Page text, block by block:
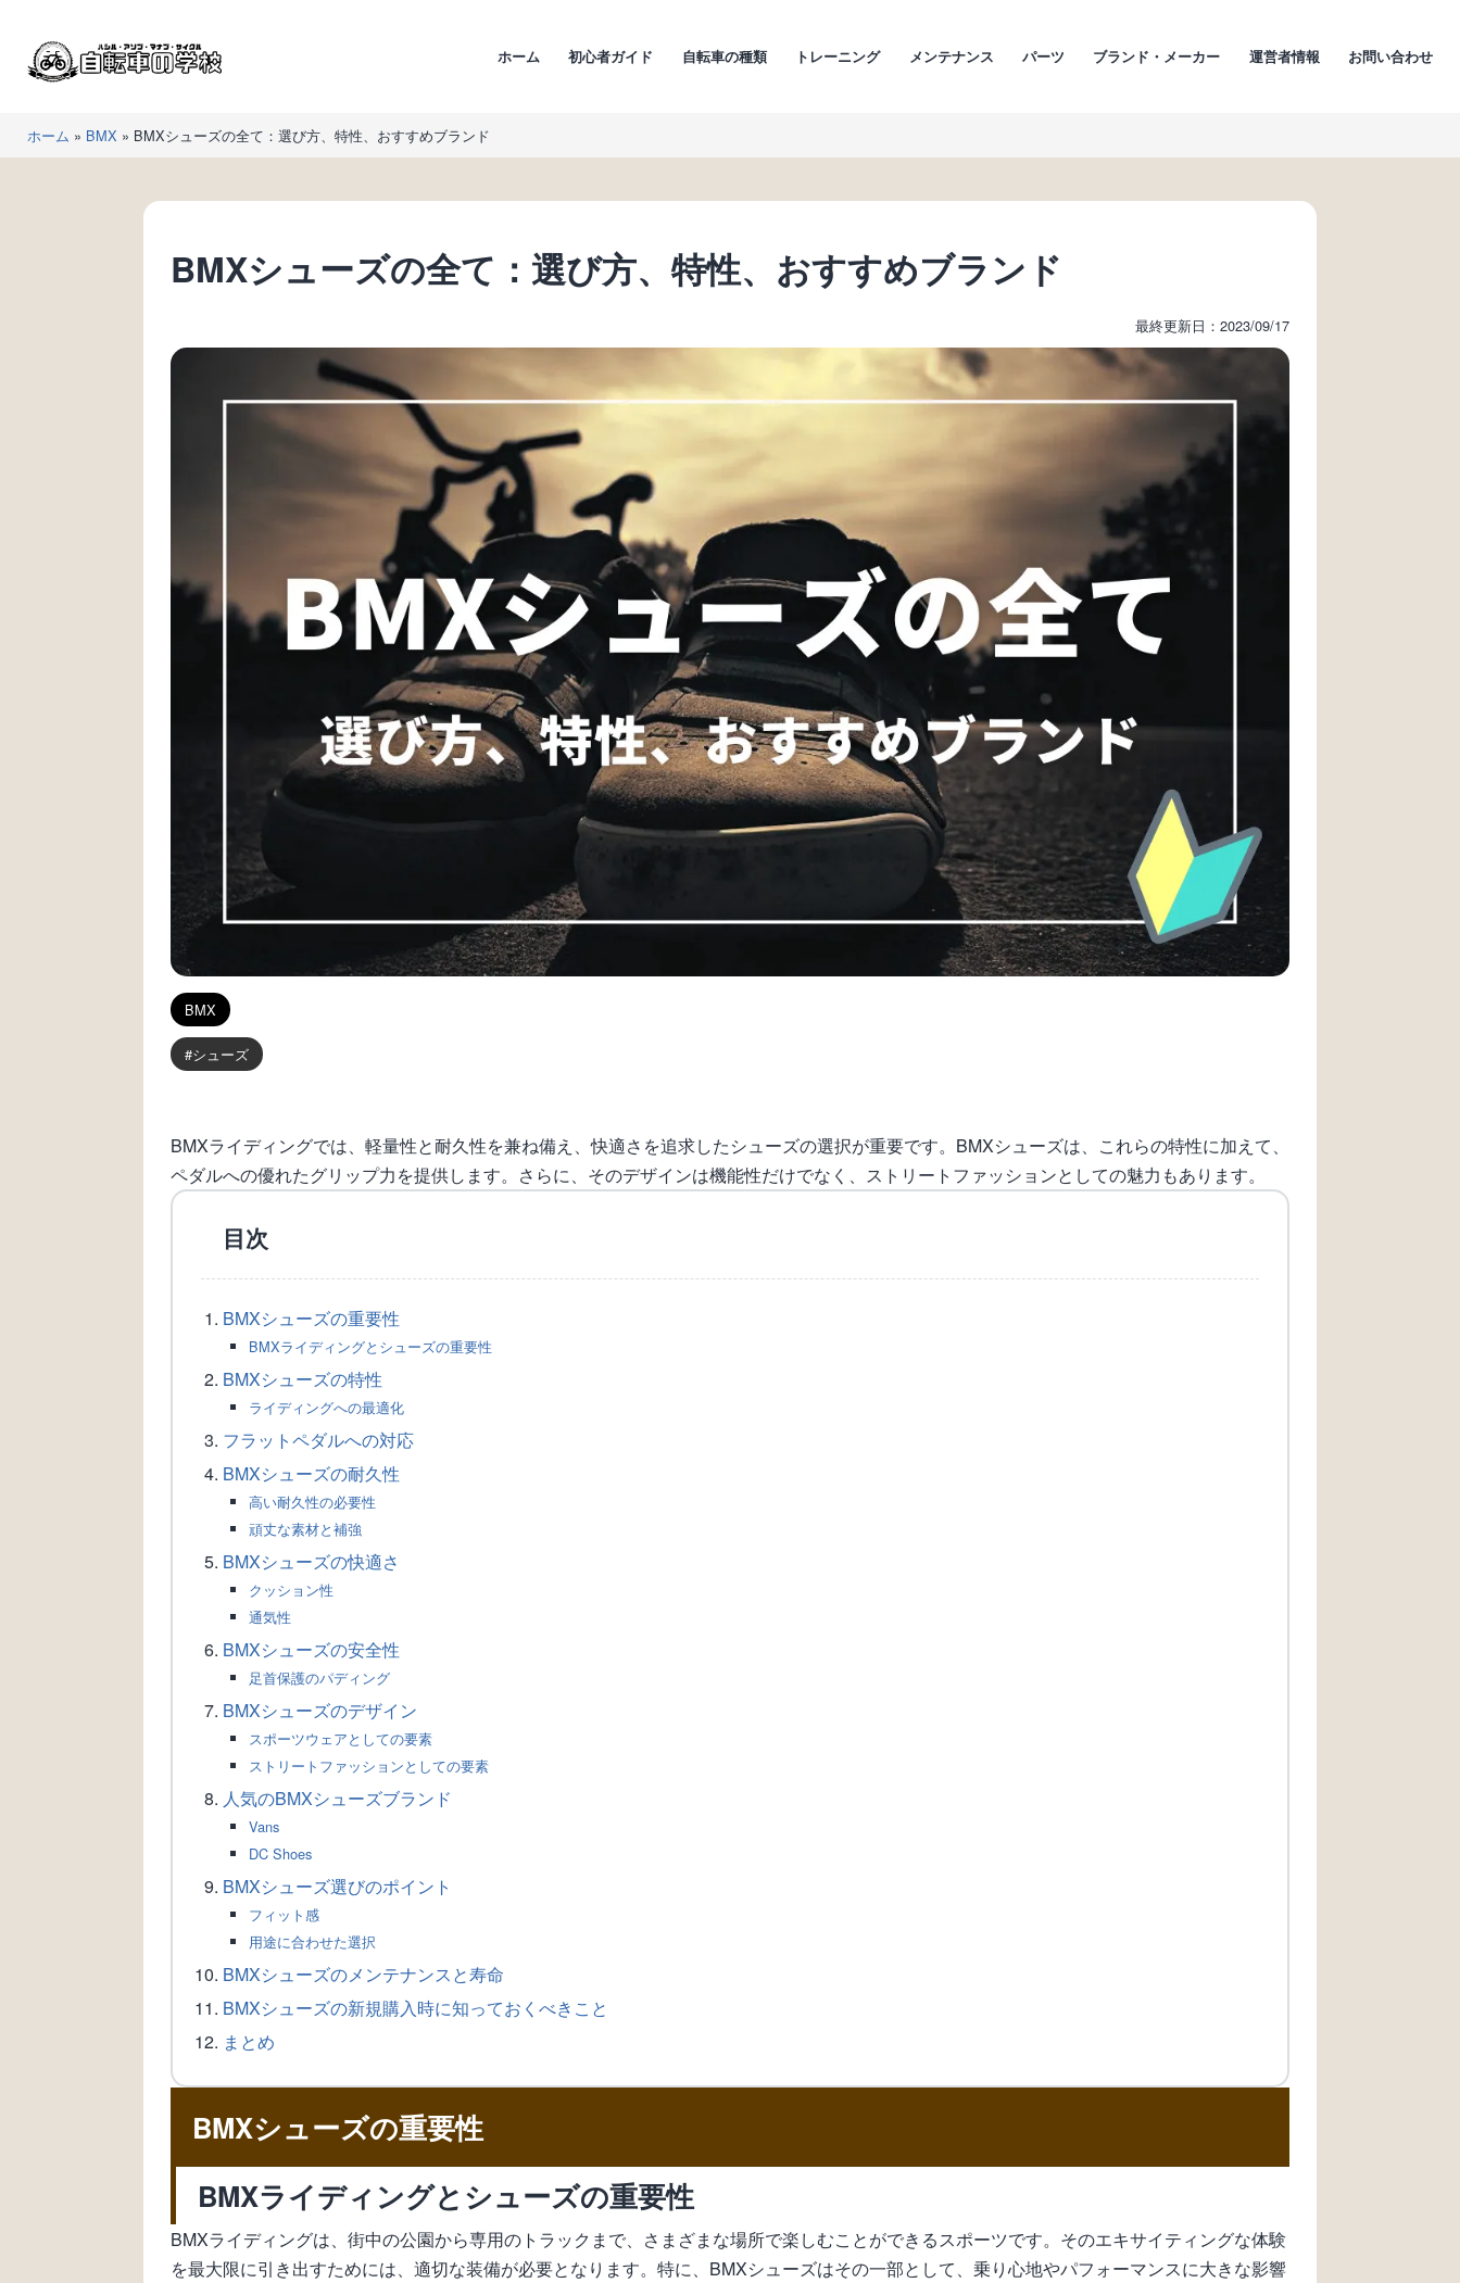
へ
自
転
ホーム 初心者ガイド 自転車の種類 トレーニング メンテナンス パーツ ブランド・メーカー 運営者情報 お問い合わせ
ホーム » BMX » BMXシューズの全て：選び方、特性、おすすめブランド
BMXシューズの全て：選び方、特性、おすすめブランド
最終更新日：2023/09/17
BMX
シューズ
BMXライディングでは、軽量性と耐久性を兼ね備え、快適さを追求したシューズの選択が重要です。BMXシューズは、これらの特性に加えて、
ペダルへの優れたグリップ力を提供します。さらに、そのデザインは機能性だけでなく、ストリートファッションとしての魅力もあります。
目次
BMXシューズの重要性
BMXライディングとシューズの重要性
BMXシューズの特性
ライディングへの最適化
フラットペダルへの対応
BMXシューズの耐久性
高い耐久性の必要性
頑丈な素材と補強
BMXシューズの快適さ
クッション性
通気性
BMXシューズの安全性
足首保護のパディング
BMXシューズのデザイン
スポーツウェアとしての要素
ストリートファッションとしての要素
人気のBMXシューズブランド
Vans
DC Shoes
BMXシューズ選びのポイント
フィット感
用途に合わせた選択
BMXシューズのメンテナンスと寿命
BMXシューズの新規購入時に知っておくべきこと
まとめ
BMXシューズの重要性
BMXライディングとシューズの重要性
BMXライディングは、街中の公園から専用のトラックまで、さまざまな場所で楽しむことができるスポーツです。そのエキサイティングな体験
を最大限に引き出すためには、適切な装備が必要となります。特に、BMXシューズはその一部として、乗り心地やパフォーマンスに大きな影響